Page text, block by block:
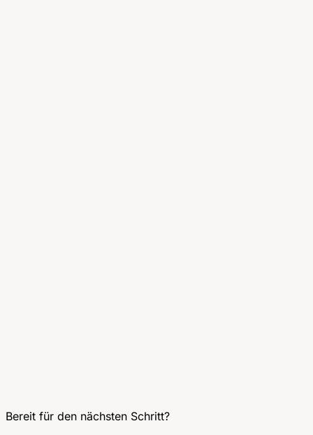
Bereit für den nächsten Schritt?